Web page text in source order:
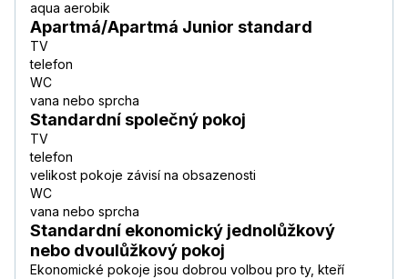
aqua aerobik
Apartmá/Apartmá Junior standard
TV
telefon
WC
vana nebo sprcha
Standardní společný pokoj
TV
telefon
velikost pokoje závisí na obsazenosti
WC
vana nebo sprcha
Standardní ekonomický jednolůžkový
nebo dvoulůžkový pokoj
Ekonomické pokoje jsou dobrou volbou pro ty, kteří